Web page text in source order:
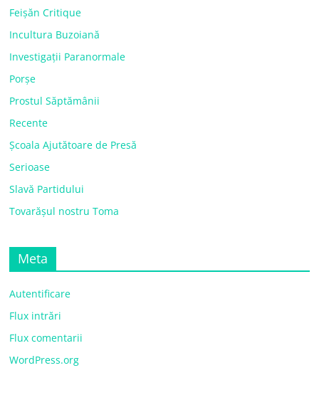
Feișăn Critique
Incultura Buzoiană
Investigații Paranormale
Porșe
Prostul Săptămânii
Recente
Școala Ajutătoare de Presă
Serioase
Slavă Partidului
Tovarășul nostru Toma
Meta
Autentificare
Flux intrări
Flux comentarii
WordPress.org